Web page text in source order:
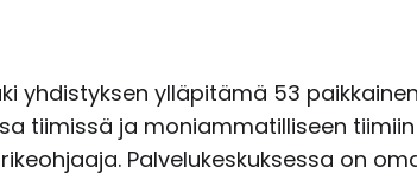
yhdistyksen ylläpitämä 53
tiimissä ja moniammatilliseen
Palvelukeskuksessa on